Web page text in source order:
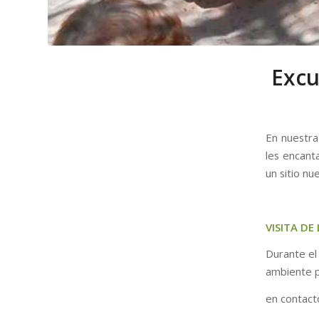
En
les
un sitio
VISITA DE
Durante
ambiente
en